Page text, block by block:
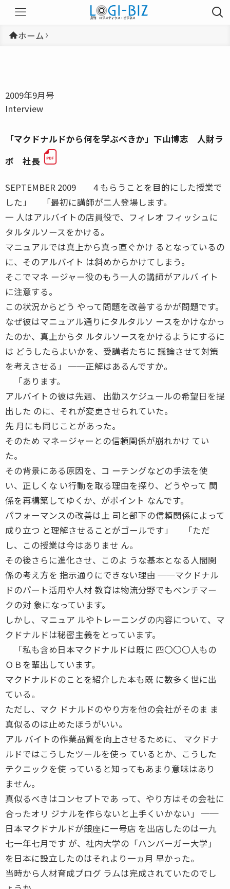
ホーム
2009年9月号
Interview
「マクドナルドから何を学ぶべきか」下山博志 人財ラ
ボ 社長
SEPTEMBER 2009 4 もらうことを目的にした授業で
した」 「最初に講師が二人登場します。
一 人はアルバイトの店員役で、フィレオ フィッシュに
タルタルソースをかける。
マニュアルでは真上から真っ直ぐかけ るとなっているの
に、そのアルバイト は斜めからかけてしまう。
そこでマネ ージャー役のもう一人の講師がアルバ イト
に注意する。
この状況からどう やって問題を改善するかが問題です。
なぜ彼はマニュアル通りにタルタルソ ースをかけなかっ
たのか、真上からタ ルタルソースをかけるようにするに
は どうしたらよいかを、受講者たちに 議論させて対策
を考えさせる」 ──正解はあるんですか。
「あります。
アルバイトの彼は先週、 出勤スケジュールの希望日を提
出した のに、それが変更させられていた。
先 月にも同じことがあった。
そのため マネージャーとの信頼関係が崩れかけ てい
た。
その背景にある原因を、コ ーチングなどの手法を使
い、正しくな い行動を取る理由を探り、どうやって 関
係を再構築してゆくか、がポイント なんです。
パフォーマンスの改善は上 司と部下の信頼関係によって
成り立つ と理解させることがゴールです」 「ただ
し、この授業は今はありませ ん。
その後さらに進化させ、このよ うな基本となる人間関
係の考え方を 指示通りにできない理由 ──マクドナル
ドのパート活用や人材 教育は物流分野でもベンチマー
クの対 象になっています。
しかし、マニュア ルやトレーニングの内容について、マ
クドナルドは秘密主義をとっています。
「私も含め日本マクドナルドは既に 四〇〇〇人もの
ＯＢを輩出しています。
マクドナルドのことを紹介した本も既 に数多く世に出
ている。
ただし、マク ドナルドのやり方を他の会社がそのま ま
真似るのは止めたほうがいい。
アル バイトの作業品質を向上させるために、 マクドナ
ルドではこうしたツールを使っ ているとか、こうした
テクニックを使 っていると知ってもあまり意味はあり
ません。
真似るべきはコンセプトであ って、やり方はその会社に
合ったオリ ジナルを作らないと上手くいかない」 ──
日本マクドナルドが銀座に一号店 を出店したのは一九
七一年七月です が、社内大学の「ハンバーガー大学」
を日本に設立したのはそれより一ヵ月 早かった。
当時から人材育成プログ ラムは完成されていたのでし